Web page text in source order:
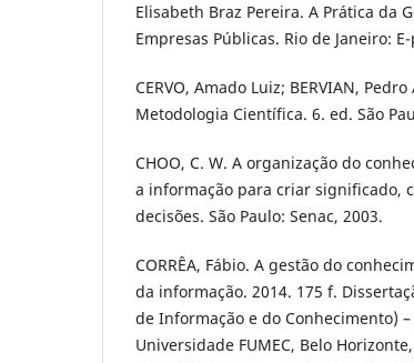
Elisabeth Braz Pereira. A Prática da
Empresas Públicas. Rio de Janeiro:
CERVO, Amado Luiz; BERVIAN,
Metodologia Científica. 6. ed. São
CHOO, C. W. A organização do
a informação para criar significado,
decisões. São Paulo: Senac, 2003.
CORRÊA, Fábio. A gestão do
da informação. 2014. 175 f.
de Informação e do Conhecimento)
Universidade FUMEC, Belo